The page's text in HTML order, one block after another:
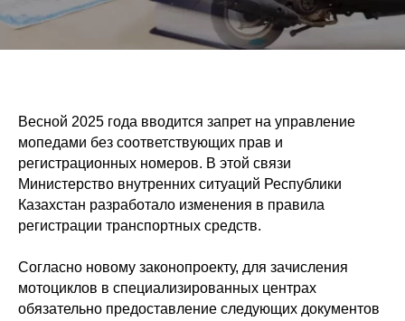
Весной 2025 года вводится запрет на управление
мопедами без соответствующих прав и
регистрационных номеров. В этой связи
Министерство внутренних ситуаций Республики
Казахстан разработало изменения в правила
регистрации транспортных средств.
Согласно новому законопроекту, для зачисления
мотоциклов в специализированных центрах
обязательно предоставление следующих документов